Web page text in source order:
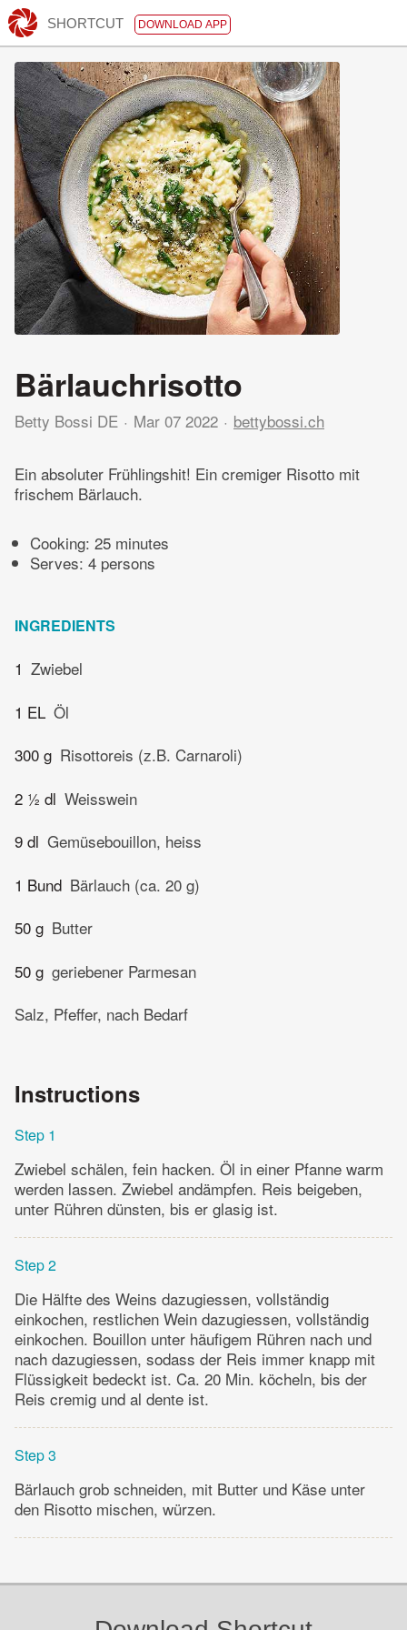
SHORTCUT DOWNLOAD APP
Bärlauchrisotto
Betty Bossi DE Mar 07 2022 bettybossi.ch
Ein absoluter Frühlingshit! Ein cremiger Risotto mit
frischem Bärlauch.
Cooking: 25 minutes
Serves: 4 persons
INGREDIENTS
1 Zwiebel
1 EL Öl
300 g Risottoreis (z.B. Carnaroli)
2 ½ dl Weisswein
9 dl Gemüsebouillon, heiss
1 Bund Bärlauch (ca. 20 g)
50 g Butter
50 g geriebener Parmesan
Salz, Pfeffer, nach Bedarf
Instructions
Step 1
Zwiebel schälen, fein hacken. Öl in einer Pfanne warm
werden lassen. Zwiebel andämpfen. Reis beigeben,
unter Rühren dünsten, bis er glasig ist.
Step 2
Die Hälfte des Weins dazugiessen, vollständig
einkochen, restlichen Wein dazugiessen, vollständig
einkochen. Bouillon unter häufigem Rühren nach und
nach dazugiessen, sodass der Reis immer knapp mit
Flüssigkeit bedeckt ist. Ca. 20 Min. köcheln, bis der
Reis cremig und al dente ist.
Step 3
Bärlauch grob schneiden, mit Butter und Käse unter
den Risotto mischen, würzen.